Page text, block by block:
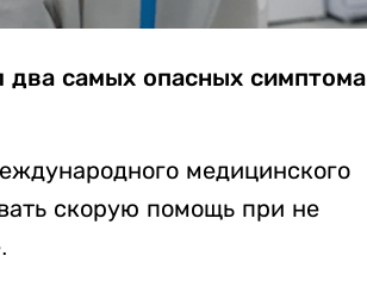
два самых опасных симптома
медицинского
скорую помощь при не